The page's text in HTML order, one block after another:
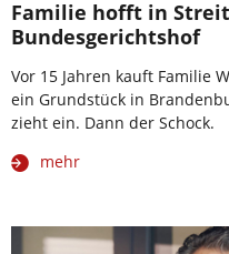
Familie hofft in
Bundesgerichtshof
Vor 15 Jahren kauft Familie
ein Grundstück in
zieht ein. Dann der Schock.
mehr